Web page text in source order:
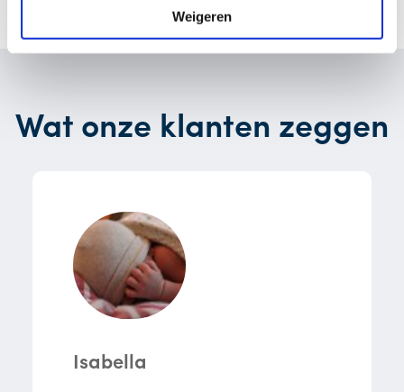
Weigeren
Wat onze klanten zeggen
Isabella